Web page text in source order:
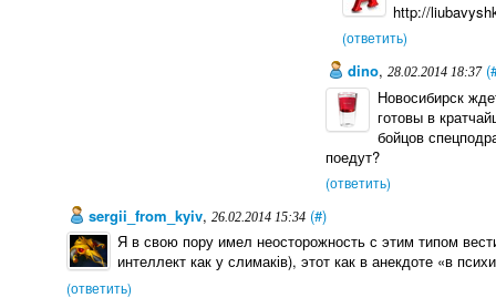
http://
(ответить)
dino,28.02.2014 18:37
Новосибирск
готовы в
бойцов
поедут?
(ответить)
sergii_from_kyiv,26.02.2014 15:34 (#)
Я в свою пору имел неосторожность с этим типом
интеллект как у слимаків), этот как в анекдоте «в
(ответить)